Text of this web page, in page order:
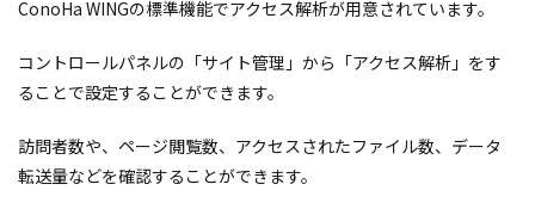
ConoHa WINGの標準機能でアクセス解析が用意されています。
コントロールパネルの「サイト管理」から「アクセス解析」をす
ることで設定することができます。
訪問者数や、ページ閲覧数、アクセスされたファイル数、データ
転送量などを確認することができます。